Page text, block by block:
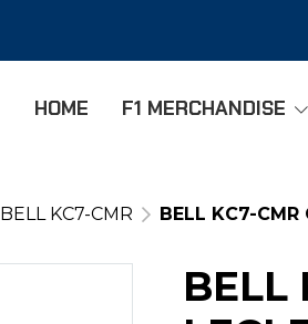
HOME F1 MERCHANDISE
BELL KC7-CMR BELL KC7-CMR
BELL